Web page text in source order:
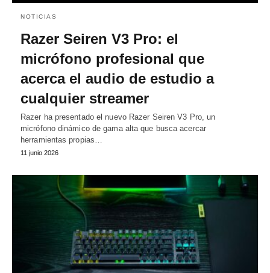
NOTICIAS
Razer Seiren V3 Pro: el
micrófono profesional que
acerca el audio de estudio a
cualquier streamer
Razer ha presentado el nuevo Razer Seiren V3 Pro, un
micrófono dinámico de gama alta que busca acercar
herramientas propias…
11 junio 2026